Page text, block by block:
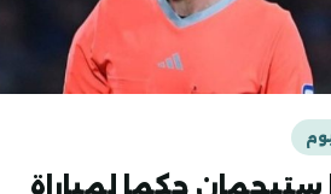
حكما لمباراة